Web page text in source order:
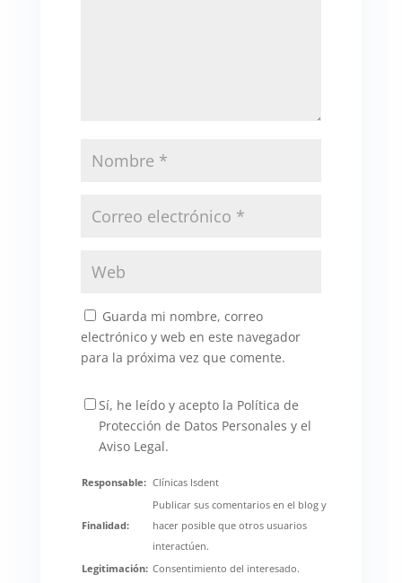
Guarda mi nombre, correo
electrónico y web en este navegador
para la próxima vez que comente.
Sí, he leído y acepto la Política de
Protección de Datos Personales y el
Aviso Legal.
Responsable: Clínicas Isdent
Finalidad:
Publicar sus comentarios en el blog y
hacer posible que otros usuarios
interactúen.
Legitimación: Consentimiento del interesado.